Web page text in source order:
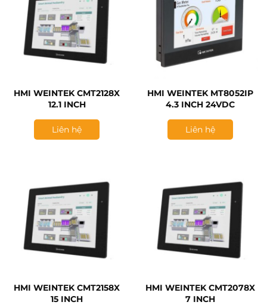
HMI WEINTEK CMT2128X
12.1 INCH
Liên hệ
HMI WEINTEK MT8052IP
4.3 INCH 24VDC
Liên hệ
HMI WEINTEK CMT2158X
15 INCH
HMI WEINTEK CMT2078X
7 INCH